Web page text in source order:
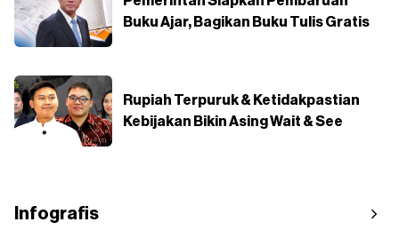
Buku Ajar, Bagikan Buku Tulis Gratis
Rupiah Terpuruk & Ketidakpastian
Kebijakan Bikin Asing Wait & See
Infografis